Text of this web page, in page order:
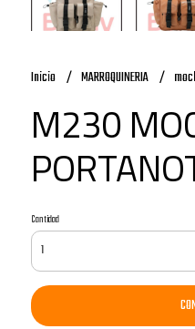
Inicio MARROQUINERIA
M230
Cantidad